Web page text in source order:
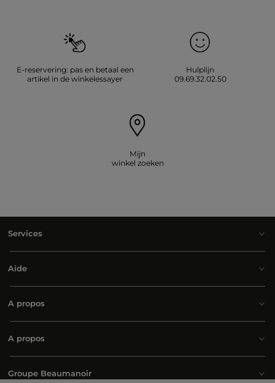
E-reservering: pas en betaal een
artikel in de winkelessayer
Hulplijn
09.69.32.02.50
Mijn
winkel zoeken
Services
Aide
A propos
A propos
Groupe Beaumanoir